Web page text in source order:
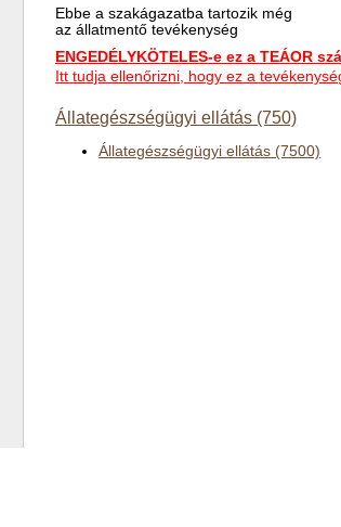
Ebbe a szakágazatba tartozik még
az állatmentő tevékenység
ENGEDÉLYKÖTELES-e ez a TEÁOR
Itt tudja ellenőrizni, hogy ez a
Állategészségügyi ellátás (750)
Állategészségügyi ellátás (7500)